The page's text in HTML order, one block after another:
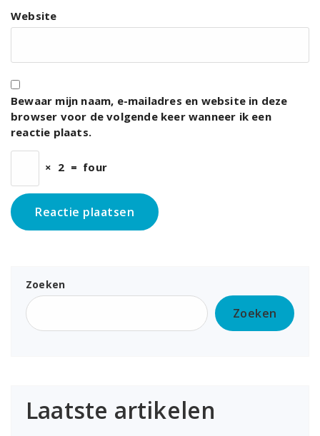
Website
Bewaar mijn naam, e-mailadres en website in deze
browser voor de volgende keer wanneer ik een
reactie plaats.
× 2 = four
Zoeken
Zoeken
Laatste artikelen